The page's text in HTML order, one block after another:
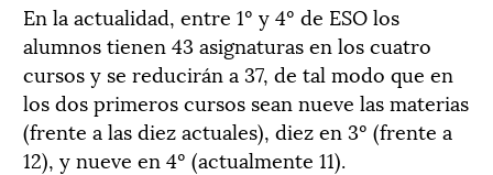
En la actualidad, entre 1º y 4º de ESO los
alumnos tienen 43 asignaturas en los cuatro
cursos y se reducirán a 37, de tal modo que en
los dos primeros cursos sean nueve las materias
(frente a las diez actuales), diez en 3º (frente a
12), y nueve en 4º (actualmente 11).